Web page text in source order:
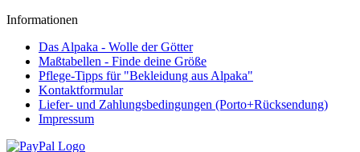
Informationen
Das Alpaka - Wolle der Götter
Maßtabellen - Finde deine Größe
Pflege-Tipps für "Bekleidung aus Alpaka"
Kontaktformular
Liefer- und Zahlungsbedingungen (Porto+Rücksendung)
Impressum